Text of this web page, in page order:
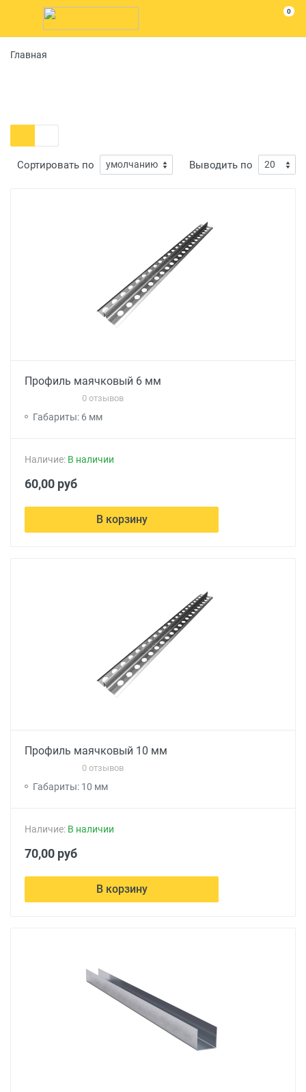
0
Главная
Сортировать по Выводить по
Профиль маячковый 6 мм
0 отзывов
Габариты: 6 мм
Наличие: В наличии
60,00 руб
В корзину
Профиль маячковый 10 мм
0 отзывов
Габариты: 10 мм
Наличие: В наличии
70,00 руб
В корзину